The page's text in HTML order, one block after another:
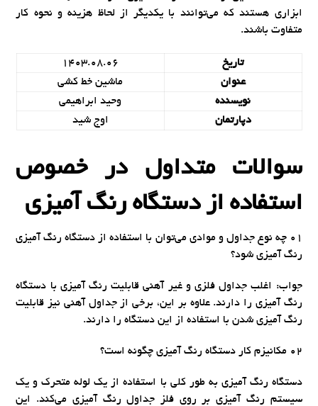
ابزاری هستند که می‌توانند با یکدیگر از لحاظ هزینه و نحوه کار
متفاوت باشند.
تاریخ
1403.08.06
عنوان
ماشین خط کشی
نویسنده
وحید ابراهیمی
دپارتمان
اوج شید
سوالات متداول در خصوص
استفاده از دستگاه رنگ آمیزی
01 چه نوع جداول و موادی می‌توان با استفاده از دستگاه رنگ آمیزی
رنگ آمیزی شود؟
جواب: اغلب جداول فلزی و غیر آهنی قابلیت رنگ آمیزی با دستگاه
رنگ آمیزی را دارند. علاوه بر این، برخی از جداول آهنی نیز قابلیت
رنگ آمیزی شدن با استفاده از این دستگاه را دارند.
02 مکانیزم کار دستگاه رنگ آمیزی چگونه است؟
دستگاه رنگ آمیزی به طور کلی با استفاده از یک لوله متحرک و یک
سیستم رنگ آمیزی بر روی فلز جداول رنگ آمیزی می‌کند. این